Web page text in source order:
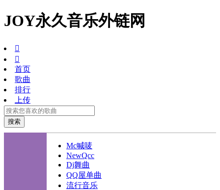
JOY永久音乐外链网


首页
歌曲
排行
上传
Mc喊唛
NewQcc
Dj舞曲
QQ屋单曲
流行音乐